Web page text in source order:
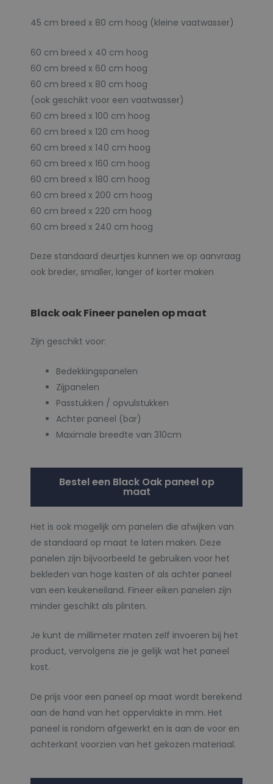
45 cm breed x 80 cm hoog (kleine vaatwasser)
60 cm breed x 40 cm hoog
60 cm breed x 60 cm hoog
60 cm breed x 80 cm hoog
(ook geschikt voor een vaatwasser)
60 cm breed x 100 cm hoog
60 cm breed x 120 cm hoog
60 cm breed x 140 cm hoog
60 cm breed x 160 cm hoog
60 cm breed x 180 cm hoog
60 cm breed x 200 cm hoog
60 cm breed x 220 cm hoog
60 cm breed x 240 cm hoog
Deze standaard deurtjes kunnen we op aanvraag
ook breder, smaller, langer of korter maken
Black oak Fineer panelen op maat
Zijn geschikt voor:
Bedekkingspanelen
Zijpanelen
Passtukken / opvulstukken
Achter paneel (bar)
Maximale breedte van 310cm
Bestel een Black Oak paneel op
maat
Het is ook mogelijk om panelen die afwijken van
de standaard op maat te laten maken. Deze
panelen zijn bijvoorbeeld te gebruiken voor het
bekleden van hoge kasten of als achter paneel
van een keukeneiland. Fineer eiken panelen zijn
minder geschikt als plinten.
Je kunt de millimeter maten zelf invoeren bij het
product, vervolgens zie je gelijk wat het paneel
kost.
De prijs voor een paneel op maat wordt berekend
aan de hand van het oppervlakte in mm. Het
paneel is rondom afgewerkt en is aan de voor en
achterkant voorzien van het gekozen materiaal.